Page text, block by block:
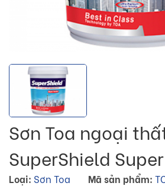
Sơn Toa ngoại
SuperShield
Loại: Sơn Toa Mã sản phẩm: